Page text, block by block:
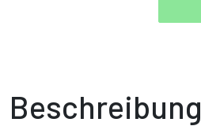
Beschreibung